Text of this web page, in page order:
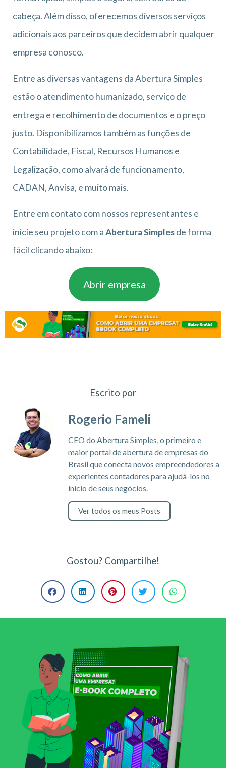
cabeça. Além disso, oferecemos diversos serviços
adicionais aos parceiros que decidem abrir qualquer
empresa conosco.
Entre as diversas vantagens da Abertura Simples
estão o atendimento humanizado, serviço de
entrega e recolhimento de documentos e o preço
justo. Disponibilizamos também as funções de
Contabilidade, Fiscal, Recursos Humanos e
Legalização, como alvará de funcionamento,
CADAN, Anvisa, e muito mais.
Entre em contato com nossos representantes e
inicie seu projeto com aAbertura Simplesde forma
fácil clicando abaixo:
Abrir empresa
Escrito por
Rogerio Fameli
CEO do Abertura Simples, o primeiro e
maior portal de abertura de empresas do
Brasil que conecta novos empreendedores a
experientes contadores para ajudá-los no
inicio de seus negócios.
Ver todos os meus Posts
Gostou? Compartilhe!